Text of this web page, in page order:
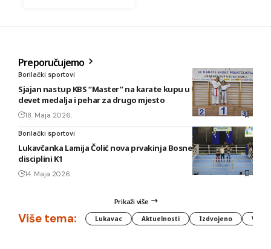
Preporučujemo
Borilački sportovi
Sjajan nastup KBS “Master” na karate kupu u Usori: Osvojeno
devet medalja i pehar za drugo mjesto
18. Maja 2026.
Borilački sportovi
Lukavčanka Lamija Čolić nova prvakinja Bosne i Hercegovine u
disciplini K1
14. Maja 2026.
Prikaži više
Više tema: Lukavac Aktuelnosti Izdvojeno